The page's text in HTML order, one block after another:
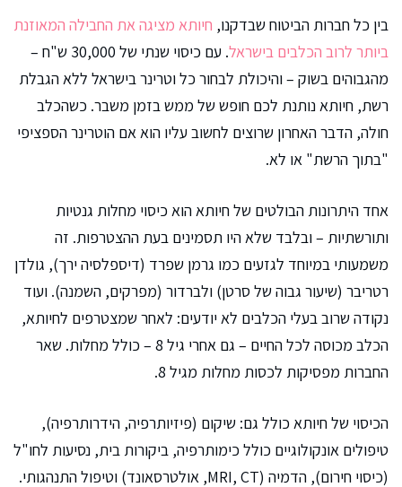
בין כל חברות הביטוח שבדקנו, חיותא מציגה את החבילה המאוזנת
ביותר לרוב הכלבים בישראל
. עם כיסוי שנתי של 30,000 ש"ח –
מהגבוהים בשוק – והיכולת לבחור כל וטרינר בישראל ללא הגבלת
רשת, חיותא נותנת לכם חופש של ממש בזמן משבר. כשהכלב
חולה, הדבר האחרון שרוצים לחשוב עליו הוא אם הוטרינר הספציפי
"בתוך הרשת" או לא.
אחד היתרונות הבולטים של חיותא הוא כיסוי מחלות גנטיות
ותורשתיות – ובלבד שלא היו תסמינים בעת ההצטרפות. זה
משמעותי במיוחד לגזעים כמו גרמן שפרד (דיספלסיה ירך), גולדן
רטריבר (שיעור גבוה של סרטן) ולברדור (מפרקים, השמנה). ועוד
נקודה שרוב בעלי הכלבים לא יודעים: לאחר שמצטרפים לחיותא,
הכלב מכוסה לכל החיים – גם אחרי גיל 8 – כולל מחלות. שאר
החברות מפסיקות לכסות מחלות מגיל 8.
הכיסוי של חיותא כולל גם: שיקום (פיזיותרפיה, הידרותרפיה),
טיפולים אונקולוגיים כולל כימותרפיה, ביקורות בית, נסיעות לחו"ל
(כיסוי חירום), הדמיה (MRI, CT, אולטרסאונד) וטיפול התנהגותי.